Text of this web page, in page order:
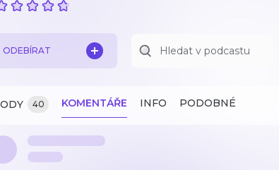
ODEBÍRAT
40 KOMENTÁŘE INFO PODOBNÉ